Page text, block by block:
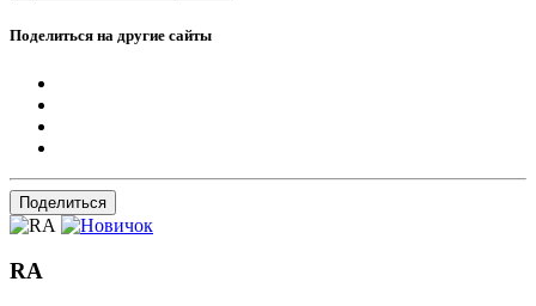
Поделиться на другие сайты
Поделиться
RA